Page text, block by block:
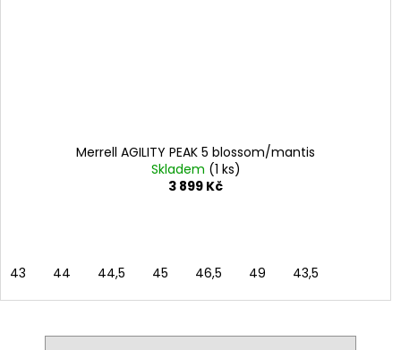
Merrell AGILITY PEAK 5 blossom/mantis
Skladem (1 ks)
3 899 Kč
43 44 44,5 45 46,5 49 43,5